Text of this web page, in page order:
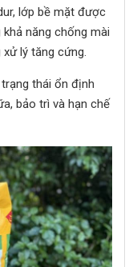
lớp bề mặt được
năng chống mài
lý tăng cứng.
thái ổn định
bảo trì và hạn chế